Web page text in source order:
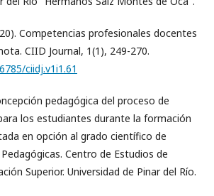
Competencias profesionales docentes
CIID Journal, 1(1), 249-270.
ciidj.v1i1.61
pedagógica del proceso de
los estudiantes durante la formación
en opción al grado científico de
Centro de Estudios de
Superior. Universidad de Pinar del Río.